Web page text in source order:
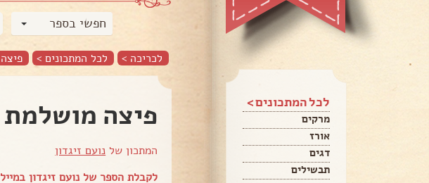
לכל המתכונים >
מרקים
אורז
דגים
תבשילים
חפשי בספר
לכריכה > לכל המתכונים > פיצה
פיצה מושלמת
המתכון של נועם זיגדון
לקבלת הספר של נועם זיגדון במייל